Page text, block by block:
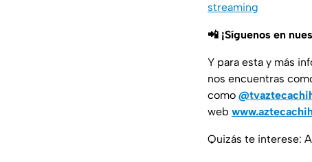
streaming
📲 ¡Síguenos en
Y para esta y más
nos encuentras
como
web
Quizás te interese: